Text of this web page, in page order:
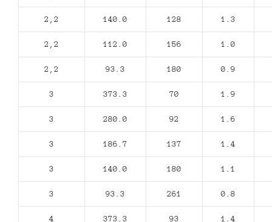
2,2 140.0 128 1.3
2,2 112.0 156 1.0
2,2 93.3 180 0.9
3 373.3 70 1.9
3 280.0 92 1.6
3 186.7 137 1.4
3 140.0 180 1.1
3 93.3 261 0.8
4 373.3 93 1.4